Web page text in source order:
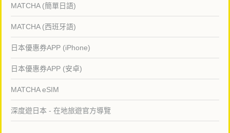
MATCHA (簡單日語)
MATCHA (西班牙語)
日本優惠券APP (iPhone)
日本優惠券APP (安卓)
MATCHA eSIM
深度遊日本 - 在地旅遊官方導覽